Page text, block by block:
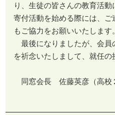
り、生徒の皆さんの教育活動
寄付活動を始める際には、
もご協力をお願いいたします。
最後になりましたが、会員
を祈念いたしまして、就任の
同窓会長 佐藤英彦（高校